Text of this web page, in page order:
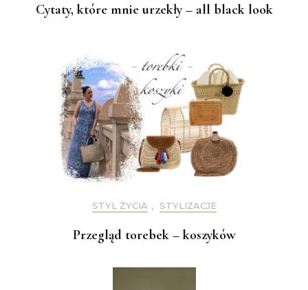
Cytaty, które mnie urzekły – all black look
STYL ŻYCIA , STYLIZACJE
Przegląd torebek – koszyków